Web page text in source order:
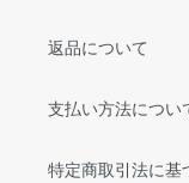
返品について
支払い方法につい
特定商取引法に基